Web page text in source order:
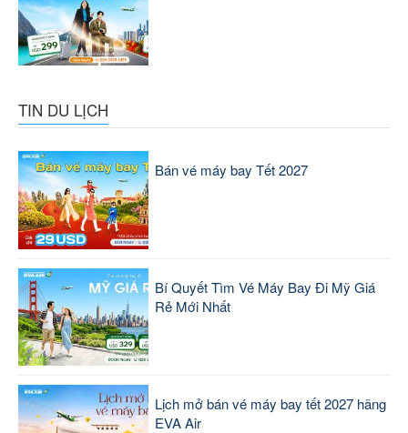
TIN DU LỊCH
Bán vé máy bay Tết 2027
Bí Quyết Tìm Vé Máy Bay Đi Mỹ Giá
Rẻ Mới Nhất
Lịch mở bán vé máy bay tết 2027 hãng
EVA Air